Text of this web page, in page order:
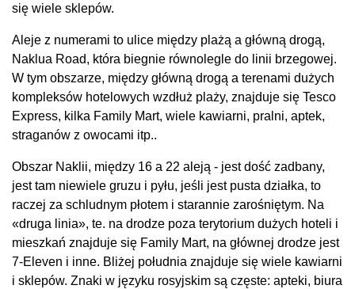
się wiele sklepów.
Aleje z numerami to ulice między plażą a główną drogą,
Naklua Road, która biegnie równolegle do linii brzegowej.
W tym obszarze, między główną drogą a terenami dużych
kompleksów hotelowych wzdłuż plaży, znajduje się Tesco
Express, kilka Family Mart, wiele kawiarni, pralni, aptek,
straganów z owocami itp..
Obszar Naklii, między 16 a 22 aleją - jest dość zadbany,
jest tam niewiele gruzu i pyłu, jeśli jest pusta działka, to
raczej za schludnym płotem i starannie zarośniętym. Na
«druga linia», te. na drodze poza terytorium dużych hoteli i
mieszkań znajduje się Family Mart, na głównej drodze jest
7-Eleven i inne. Bliżej południa znajduje się wiele kawiarni
i sklepów. Znaki w języku rosyjskim są częste: apteki, biura